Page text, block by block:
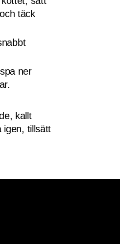
täck
ner
kallt
igen, tillsätt